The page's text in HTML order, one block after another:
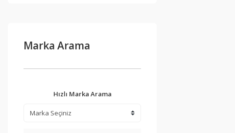
Marka Arama
Hızlı Marka Arama